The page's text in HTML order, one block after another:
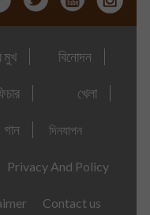
মুখ বিনোদন
খেলা
গান দিনযাপন
Privacy And Policy
Contact us